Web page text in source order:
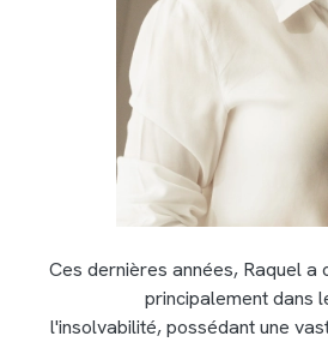
Ces dernières années, Raquel a
principalement dans
l'insolvabilité, possédant une